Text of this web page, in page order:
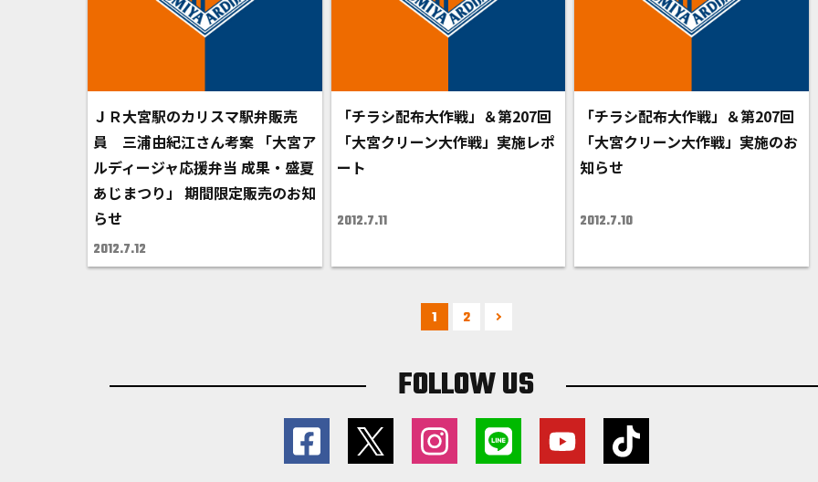
ＪＲ大宮駅のカリスマ駅弁販売
員 三浦由紀江さん考案 「大宮ア
ルディージャ応援弁当 成果・盛夏
あじまつり」 期間限定販売のお知
らせ
2012.7.12
「チラシ配布大作戦」＆第207回
「大宮クリーン大作戦」実施レポ
ート
2012.7.11
「チラシ配布大作戦」＆第207回
「大宮クリーン大作戦」実施のお
知らせ
2012.7.10
1 2
FOLLOW US